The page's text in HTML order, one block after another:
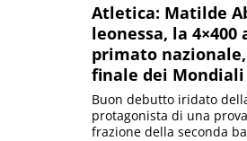
Atletica: Matilde
leonessa, la
primato
finale dei Mondiali
Buon debutto iridato
protagonista di una
frazione della seconda